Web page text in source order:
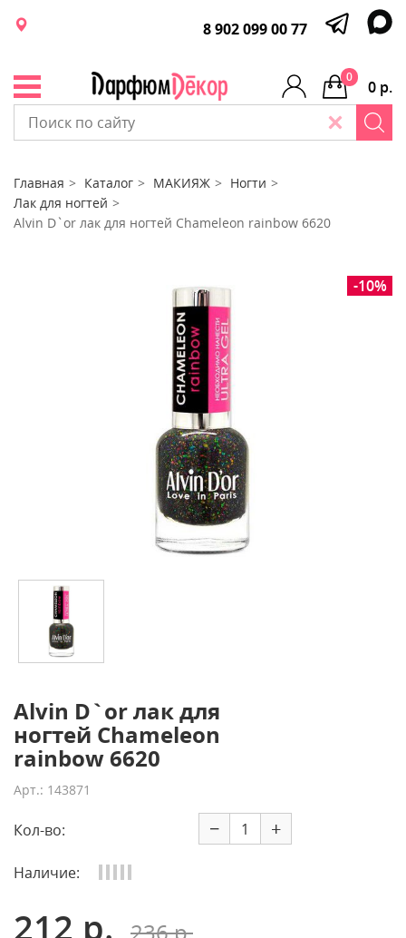
8 902 099 00 77
0 р.
0
Главная Каталог МАКИЯЖ
Ногти
Лак для ногтей
Alvin D`or лак для ногтей Сhameleon rainbow 6620
-10%
Alvin D`or лак для
ногтей Сhameleon
rainbow 6620
Арт.: 143871
Кол-во: − +
Наличие:
212 р.
236 р.